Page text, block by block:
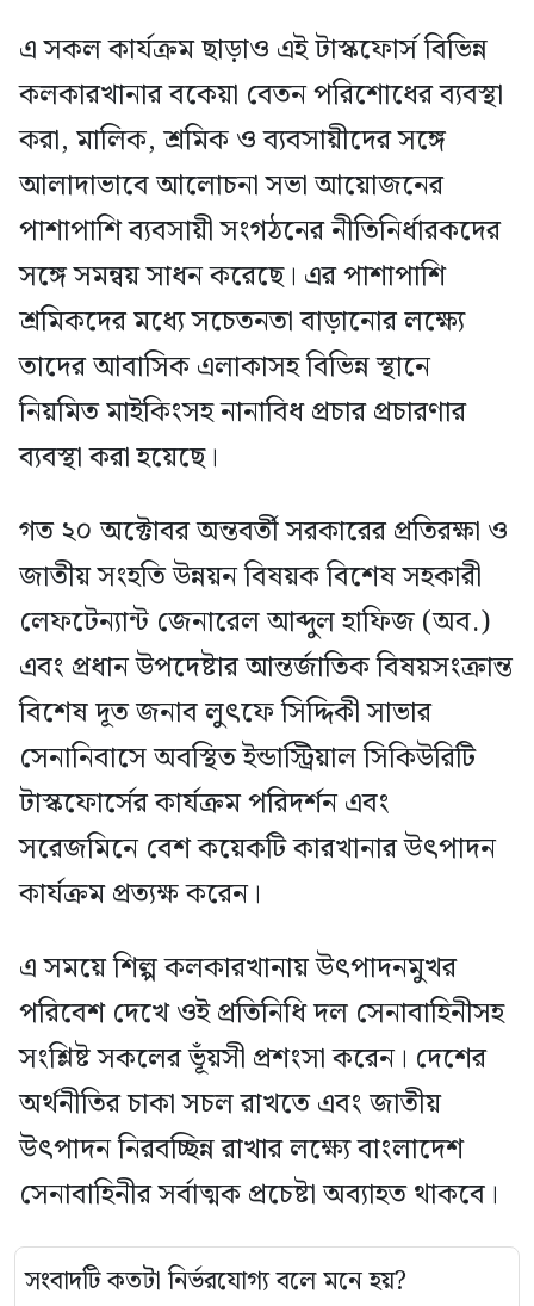
এ সকল কার্যক্রম ছাড়াও এই টাস্কফোর্স বিভিন্ন
কলকারখানার বকেয়া বেতন পরিশোধের ব্যবস্থা
করা, মালিক, শ্রমিক ও ব্যবসায়ীদের সঙ্গে
আলাদাভাবে আলোচনা সভা আয়োজনের
পাশাপাশি ব্যবসায়ী সংগঠনের নীতিনির্ধারকদের
সঙ্গে সমন্বয় সাধন করেছে। এর পাশাপাশি
শ্রমিকদের মধ্যে সচেতনতা বাড়ানোর লক্ষ্যে
তাদের আবাসিক এলাকাসহ বিভিন্ন স্থানে
নিয়মিত মাইকিংসহ নানাবিধ প্রচার প্রচারণার
ব্যবস্থা করা হয়েছে।
গত ২০ অক্টোবর অন্তবর্তী সরকারের প্রতিরক্ষা ও
জাতীয় সংহতি উন্নয়ন বিষয়ক বিশেষ সহকারী
লেফটেন্যান্ট জেনারেল আব্দুল হাফিজ (অব.)
এবং প্রধান উপদেষ্টার আন্তর্জাতিক বিষয়সংক্রান্ত
বিশেষ দূত জনাব লুৎফে সিদ্দিকী সাভার
সেনানিবাসে অবস্থিত ইন্ডাস্ট্রিয়াল সিকিউরিটি
টাস্কফোর্সের কার্যক্রম পরিদর্শন এবং
সরেজমিনে বেশ কয়েকটি কারখানার উৎপাদন
কার্যক্রম প্রত্যক্ষ করেন।
এ সময়ে শিল্প কলকারখানায় উৎপাদনমুখর
পরিবেশ দেখে ওই প্রতিনিধি দল সেনাবাহিনীসহ
সংশ্লিষ্ট সকলের ভূঁয়সী প্রশংসা করেন। দেশের
অর্থনীতির চাকা সচল রাখতে এবং জাতীয়
উৎপাদন নিরবচ্ছিন্ন রাখার লক্ষ্যে বাংলাদেশ
সেনাবাহিনীর সর্বাত্মক প্রচেষ্টা অব্যাহত থাকবে।
সংবাদটি কতটা নির্ভরযোগ্য বলে মনে হয়?